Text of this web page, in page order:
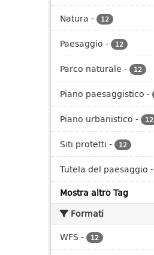
Natura - 12
Paesaggio - 12
Parco naturale - 12
Piano paesaggistico -
Piano urbanistico - 12
Siti protetti - 12
Tutela del paesaggio -
Mostra altro Tag
Formati
WFS - 12